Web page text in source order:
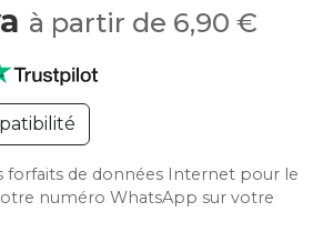
à partir de 6,90 €
forfaits de données Internet pour le
numéro WhatsApp sur votre